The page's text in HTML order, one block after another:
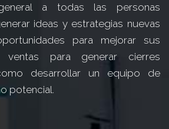
a todas las personas
ideas y estrategias nuevas
para mejorar sus
ventas para generar cierres
desarrollar un equipo de
potencial.